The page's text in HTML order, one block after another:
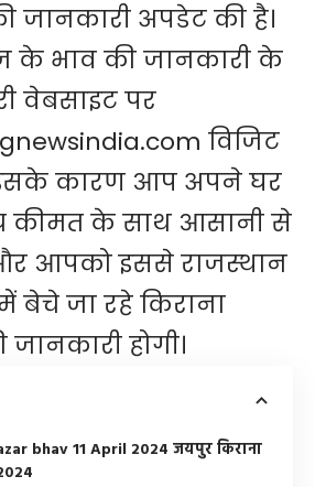
जानकारी अपडेट की है।
के भाव की जानकारी के
वेबसाइट पर
विजिट
कारण आप अपने घर
कीमत के साथ आसानी से
आपको इससे राजस्थान
बेचे जा रहे किराना
होगी।
bhav 11 April 2024 जयपुर किराना